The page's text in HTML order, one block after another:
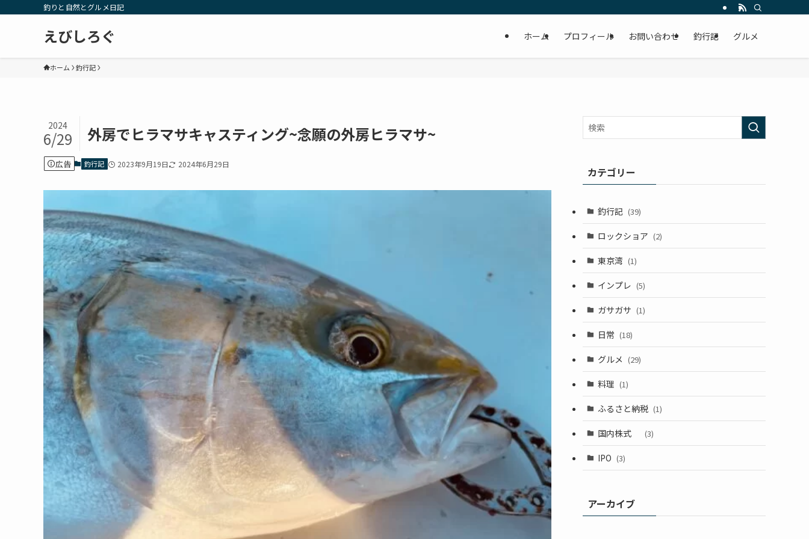
釣りと自然とグルメ日記
えびしろぐ ホーム プロフィール お問い合わせ 釣行記 グルメ
ホーム 釣行記
外房でヒラマサキャスティング~念願の外房ヒラマサ~
2024
6/29
広告 釣行記 2023年9月19日 2024年6月29日
カテゴリー
釣行記 (39)
ロックショア (2)
東京湾 (1)
インプレ (5)
ガサガサ (1)
日常 (18)
グルメ (29)
料理 (1)
ふるさと納税 (1)
国内株式 (3)
IPO (3)
アーカイブ